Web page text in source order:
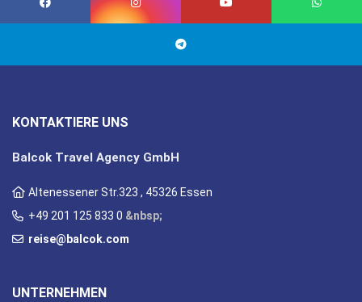
KONTAKTIERE UNS
Balcok Travel Agency GmbH
Altenessener Str.323 , 45326 Essen
+49 201 125 833 0 &nbsp;
reise@balcok.com
UNTERNEHMEN